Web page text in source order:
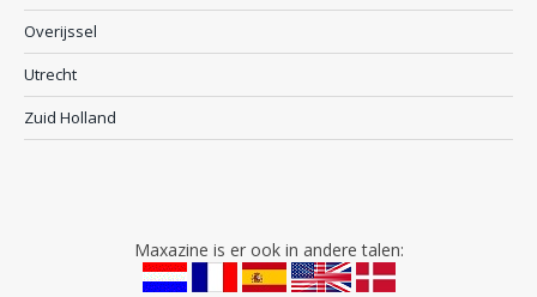
Overijssel
Utrecht
Zuid Holland
Maxazine is er ook in andere talen: